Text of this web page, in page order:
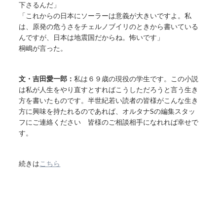
下さるんだ」
「これからの日本にソーラーは意義が大きいですよ。私
は、原発の危うさをチェルノブイリのときから書いている
んですが、日本は地震国だからね。怖いです」
桐嶋が言った。
文・吉田愛一郎：私は６９歳の現役の学生です。この小説
は私が人生をやり直すとすればこうしただろうと言う生き
方を書いたものです。半世紀若い読者の皆様がこんな生き
方に興味を持たれるのであれば、オルタナSの編集スタッ
フにご連絡ください 皆様のご相談相手になれれば幸せで
す。
続きはこちら